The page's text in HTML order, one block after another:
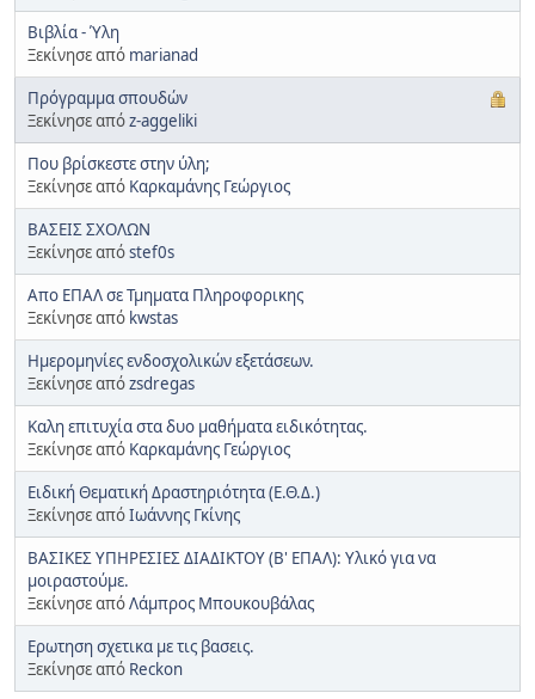
Βιβλία - Ύλη
Ξεκίνησε από marianad
Πρόγραμμα σπουδών
Ξεκίνησε απόz-aggeliki
Που βρίσκεστε στην ύλη;
Ξεκίνησε από Καρκαμάνης Γεώργιος
ΒΑΣΕΙΣ ΣΧΟΛΩΝ
Ξεκίνησε απόstef0s
Απο ΕΠΑΛ σε Τμηματα Πληροφορικης
Ξεκίνησε από kwstas
Ημερομηνίες ενδοσχολικών εξετάσεων.
Ξεκίνησε απόzsdregas
Καλη επιτυχία στα δυο μαθήματα ειδικότητας.
Ξεκίνησε από Καρκαμάνης Γεώργιος
Ειδική Θεματική Δραστηριότητα (Ε.Θ.Δ.)
Ξεκίνησε απόΙωάννης Γκίνης
ΒΑΣΙΚΕΣ ΥΠΗΡΕΣΙΕΣ ΔΙΑΔΙΚΤΟΥ (Β' ΕΠΑΛ): Υλικό για να
μοιραστούμε.
Ξεκίνησε απόΛάμπρος Μπουκουβάλας
Eρωτηση σχετικα με τις βασεις.
Ξεκίνησε από Reckon